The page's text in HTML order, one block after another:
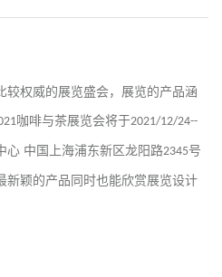
较权威的展览盛会，展览的产品涵
咖啡与茶展览会将于2021/12/24--
心 中国上海浦东新区龙阳路2345号
新颖的产品同时也能欣赏展览设计